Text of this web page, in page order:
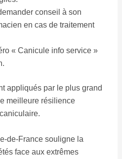
conseil à son
en cas de traitement
« Canicule info service »
appliqués par le plus grand
meilleure résilience
de-France souligne la
face aux extrêmes